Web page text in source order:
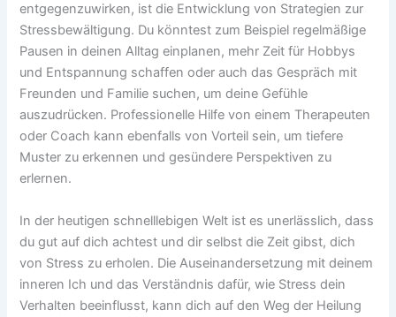
entgegenzuwirken, ist die Entwicklung von Strategien zur
Stressbewältigung. Du könntest zum Beispiel regelmäßige
Pausen in deinen Alltag einplanen, mehr Zeit für Hobbys
und Entspannung schaffen oder auch das Gespräch mit
Freunden und Familie suchen, um deine Gefühle
auszudrücken. Professionelle Hilfe von einem Therapeuten
oder Coach kann ebenfalls von Vorteil sein, um tiefere
Muster zu erkennen und gesündere Perspektiven zu
erlernen.
In der heutigen schnelllebigen Welt ist es unerlässlich, dass
du gut auf dich achtest und dir selbst die Zeit gibst, dich
von Stress zu erholen. Die Auseinandersetzung mit deinem
inneren Ich und das Verständnis dafür, wie Stress dein
Verhalten beeinflusst, kann dich auf den Weg der Heilung